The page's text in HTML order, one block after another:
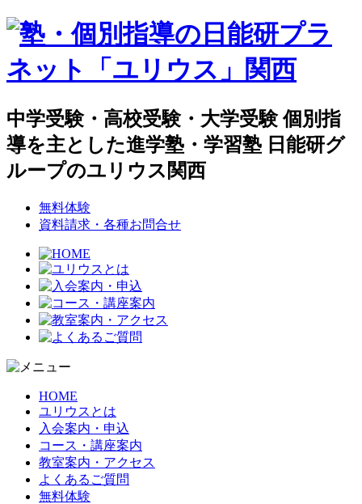
中学受験・高校受験・大学受験 個別指
導を主とした進学塾・学習塾 日能研グ
ループのユリウス関西
無料体験
資料請求・各種お問合せ
HOME
ユリウスとは
入会案内・申込
コース・講座案内
教室案内・アクセス
よくあるご質問
無料体験